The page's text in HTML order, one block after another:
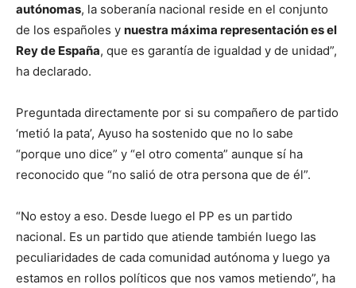
autónomas, la soberanía nacional reside en el conjunto
de los españoles y nuestra máxima representación es el
Rey de España, que es garantía de igualdad y de unidad”,
ha declarado.
Preguntada directamente por si su compañero de partido
‘metió la pata’, Ayuso ha sostenido que no lo sabe
“porque uno dice” y “el otro comenta” aunque sí ha
reconocido que “no salió de otra persona que de él”.
“No estoy a eso. Desde luego el PP es un partido
nacional. Es un partido que atiende también luego las
peculiaridades de cada comunidad autónoma y luego ya
estamos en rollos políticos que nos vamos metiendo”, ha